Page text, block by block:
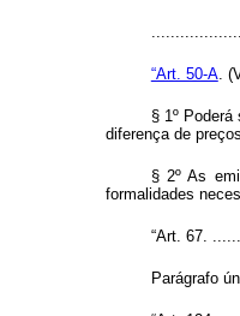
“Art. 50-A.
§ 1º
diferença de
§ 2º As
formalidades
“Art. 67.
Parágrafo